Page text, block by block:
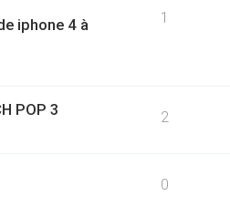
iphone 4 à
1
POP 3 2
0